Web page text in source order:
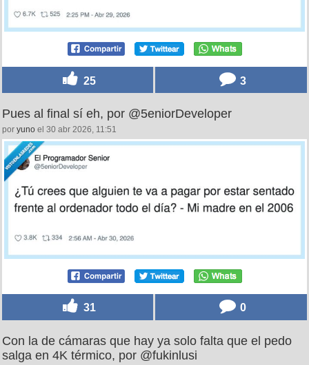
25 3
Pues al final sí eh, por @5eniorDeveloper
por yuno el 30 abr 2026, 11:51
31 0
Con la de cámaras que hay ya solo falta que el pedo
salga en 4K térmico, por @fukinlusi